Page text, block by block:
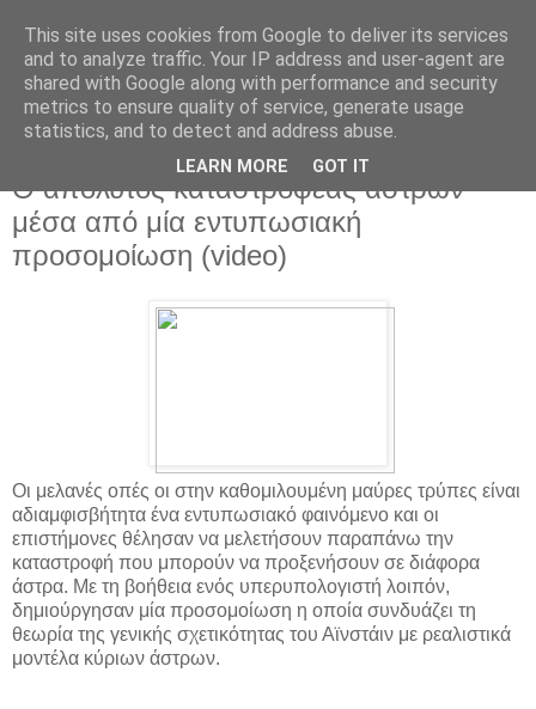
Ο απόλυτος καταστροφέας άστρων
μέσα από μία εντυπωσιακή
προσομοίωση (video)
Οι μελανές οπές οι στην καθομιλουμένη μαύρες τρύπες είναι
αδιαμφισβήτητα ένα εντυπωσιακό φαινόμενο και οι
επιστήμονες θέλησαν να μελετήσουν παραπάνω την
καταστροφή που μπορούν να προξενήσουν σε διάφορα
άστρα. Με τη βοήθεια ενός υπερυπολογιστή λοιπόν,
δημιούργησαν μία προσομοίωση η οποία συνδυάζει τη
θεωρία της γενικής σχετικότητας του Αϊνστάιν με ρεαλιστικά
μοντέλα κύριων άστρων.
This site uses cookies from Google to deliver its services
and to analyze traffic. Your IP address and user-agent are
shared with Google along with performance and security
metrics to ensure quality of service, generate usage
statistics, and to detect and address abuse.
LEARN MORE GOT IT